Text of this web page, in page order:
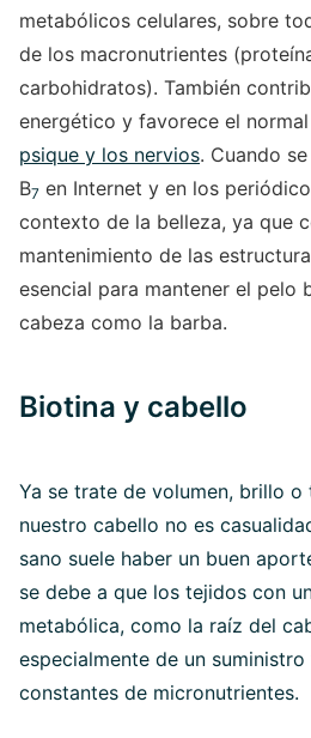
metabólicos celulares, sobre
de los macronutrientes
carbohidratos). También
energético y favorece el
psique y los nervios. Cuando
B7 en Internet y en los
contexto de la belleza, ya que
mantenimiento de las
esencial para mantener el pelo
cabeza como la barba.
Biotina y cabello
Ya se trate de volumen, brillo
nuestro cabello no es
sano suele haber un buen
se debe a que los tejidos con
metabólica, como la raíz del
especialmente de un
constantes de micronutrientes.